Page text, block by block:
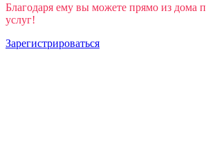
Благодаря ему вы можете прямо из дома
услуг!
Зарегистрироваться